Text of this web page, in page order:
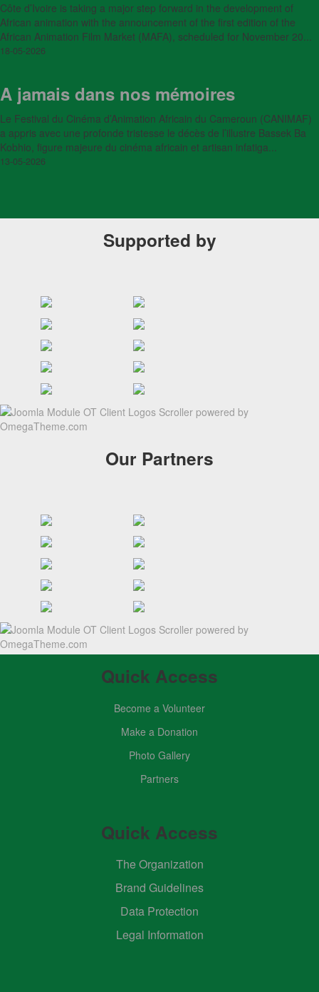
Côte d’Ivoire is taking a major step forward in the development of
African animation with the announcement of the first edition of the
African Animation Film Market (MAFA), scheduled for November 20...
18-05-2026
A jamais dans nos mémoires
Le Festival du Cinéma d’Animation Africain du Cameroun (CANIMAF)
a appris avec une profonde tristesse le décès de l’illustre Bassek Ba
Kobhio, figure majeure du cinéma africain et artisan infatiga...
13-05-2026
Supported by
Our Partners
Quick Access
Become a Volunteer
Make a Donation
Photo Gallery
Partners
Quick Access
The Organization
Brand Guidelines
Data Protection
Legal Information